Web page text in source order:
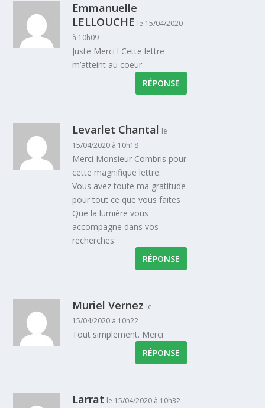
Emmanuelle
LELLOUCHE le 15/04/2020
à 10h09
Juste Merci ! Cette lettre
m’atteint au coeur.
RÉPONSE
Levarlet Chantal le
15/04/2020 à 10h18
Merci Monsieur Combris pour
cette magnifique lettre.
Vous avez toute ma gratitude
pour tout ce que vous faites
Que la lumière vous
accompagne dans vos
recherches
RÉPONSE
Muriel Vernez le
15/04/2020 à 10h22
Tout simplement. Merci
RÉPONSE
Larrat le 15/04/2020 à 10h32